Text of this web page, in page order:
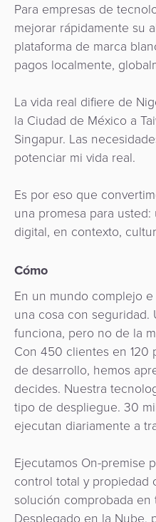
Para empresas de
mejorar rápidamente su
plataforma de marca
pagos localmente,
La vida real difiere de
la Ciudad de México a
Singapur. Las
potenciar mi vida real.
Es por eso que
una promesa para
digital, en contexto,
Cómo
En un mundo complejo
una cosa con seguridad.
funciona, pero no de la
Con 450 clientes en 120
de desarrollo, hemos
decides. Nuestra
tipo de despliegue. 30
ejecutan diariamente a
Ejecutamos On-premise
control total y propiedad
solución comprobada en